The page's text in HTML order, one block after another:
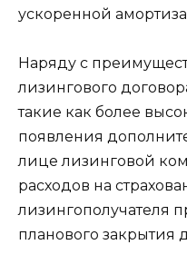
ускоренной
Наряду с
лизингового
такие как более
появления
лице лизинговой
расходов на
лизингополучателя
планового закрытия